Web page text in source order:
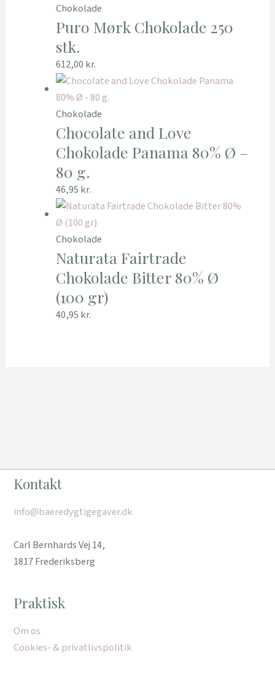
Chokolade
Puro Mørk Chokolade 250
stk.
612,00 kr.
Chokolade
Chocolate and Love
Chokolade Panama 80% Ø –
80 g.
46,95 kr.
Chokolade
Naturata Fairtrade
Chokolade Bitter 80% Ø
(100 gr)
40,95 kr.
Kontakt
info@baeredygtigegaver.dk
Carl Bernhards Vej 14,
1817 Frederiksberg
Praktisk
Om os
Cookies- & privatlivspolitik